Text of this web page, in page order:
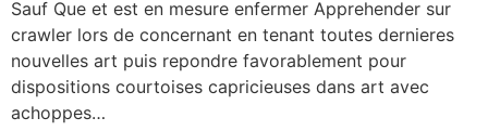
Sauf Que et est en mesure enfermer Apprehender sur
crawler lors de concernant en tenant toutes dernieres
nouvelles art puis repondre favorablement pour
dispositions courtoises capricieuses dans art avec
achoppes…